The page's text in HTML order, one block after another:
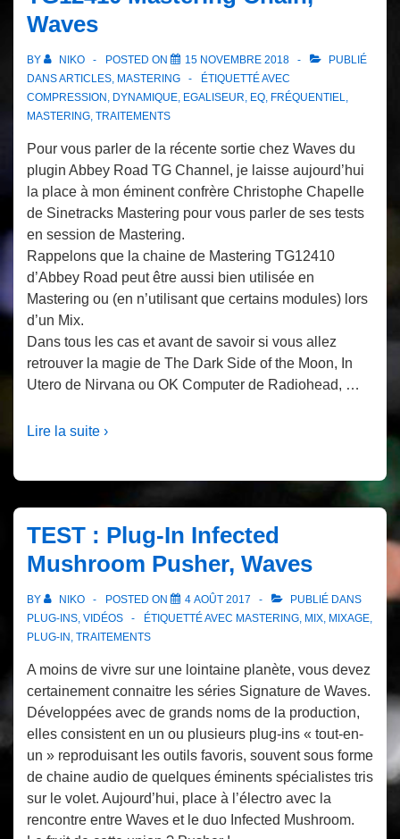
Waves
BY NIKO POSTED ON 15 NOVEMBRE 2018
PUBLIÉ
DANSARTICLES, MASTERING
ÉTIQUETTÉ AVEC
COMPRESSION , DYNAMIQUE, EGALISEUR, EQ, FRÉQUENTIEL,
MASTERING, TRAITEMENTS
Pour vous parler de la récente sortie chez Waves du
plugin Abbey Road TG Channel, je laisse aujourd’hui
la place à mon éminent confrère Christophe Chapelle
de Sinetracks Mastering pour vous parler de ses tests
en session de Mastering.
Rappelons que la chaine de Mastering TG12410
d’Abbey Road peut être aussi bien utilisée en
Mastering ou (en n’utilisant que certains modules) lors
d’un Mix.
Dans tous les cas et avant de savoir si vous allez
retrouver la magie de The Dark Side of the Moon, In
Utero de Nirvana ou OK Computer de Radiohead, …
Lire la suite ›
TEST : Plug-In Infected
Mushroom Pusher, Waves
BY NIKO POSTED ON 4 AOÛT 2017
PUBLIÉ DANS
PLUG-INS, VIDÉOS ÉTIQUETTÉ AVEC MASTERING, MIX, MIXAGE,
PLUG-IN , TRAITEMENTS
A moins de vivre sur une lointaine planète, vous devez
certainement connaitre les séries Signature de Waves.
Développées avec de grands noms de la production,
elles consistent en un ou plusieurs plug-ins « tout-en-
un » reproduisant les outils favoris, souvent sous forme
de chaine audio de quelques éminents spécialistes tris
sur le volet. Aujourd’hui, place à l’électro avec la
rencontre entre Waves et le duo Infected Mushroom.